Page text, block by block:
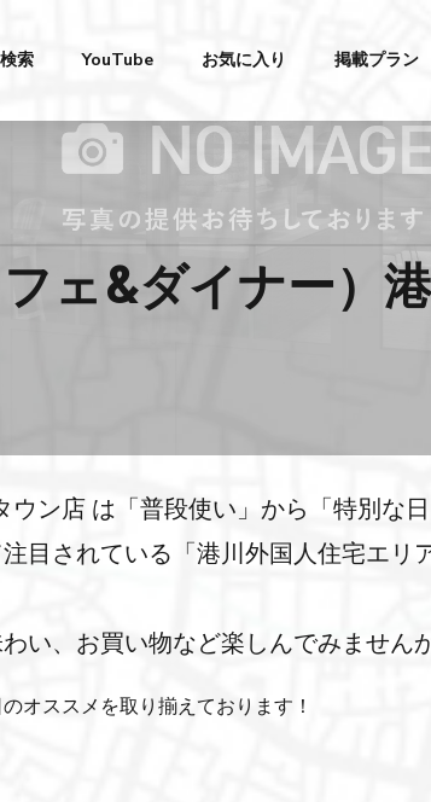
検索 YouTube お気に入り 掲載プラン
フェ&ダイナー）
ン店 は「普段使い」から「特別な
目されている「港川外国人住宅エリ
い、お買い物など楽しんでみません
オススメを取り揃えております！